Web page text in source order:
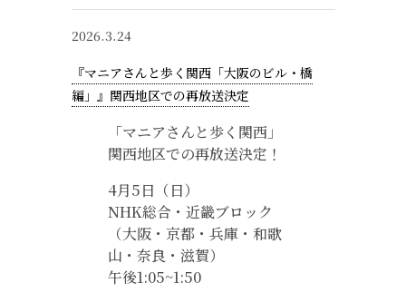
2026.3.24
『マニアさんと歩く関西「大阪のビル・橋
編」』関西地区での再放送決定
「マニアさんと歩く関西」
関西地区での再放送決定！
4月5日（日）
NHK総合・近畿ブロック
（大阪・京都・兵庫・和歌
山・奈良・滋賀）
午後1:05~1:50